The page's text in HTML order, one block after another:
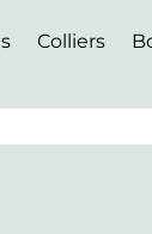
Colliers